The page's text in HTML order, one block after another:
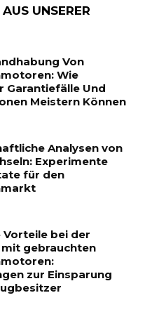
UNSERER
Von
Wie
Garantiefälle Und
Meistern Können
Analysen von
Experimente
für den
Vorteile bei der
gebrauchten
zur Einsparung